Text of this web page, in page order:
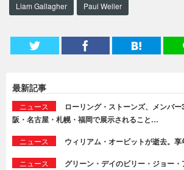
Liam Gallagher Paul Weller
最新記事
ニュース
ローリング・ストーンズ、メンバ
阪・名古屋・札幌・福岡で展示されること…
ニュース ウィリアム・オービットが逝去。
ニュース
グリーン・デイのビリー・ジョー